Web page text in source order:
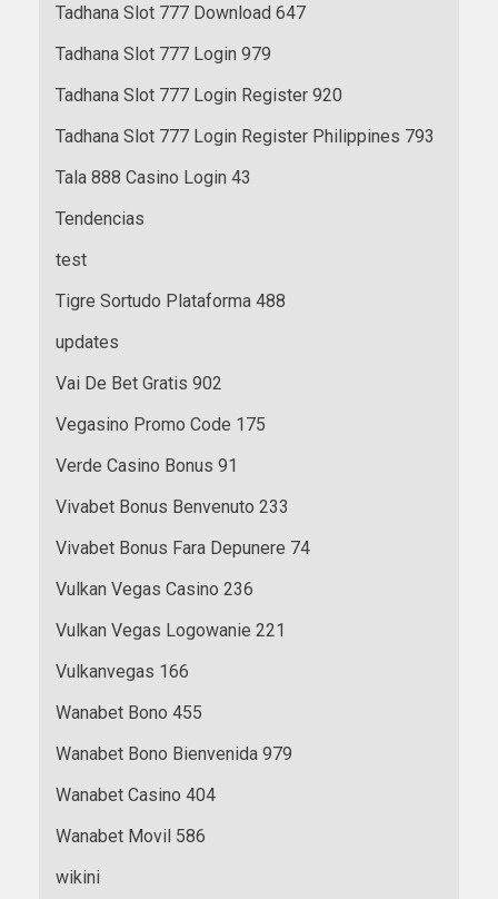
Tadhana Slot 777 Download 647
Tadhana Slot 777 Login 979
Tadhana Slot 777 Login Register 920
Tadhana Slot 777 Login Register Philippines 793
Tala 888 Casino Login 43
Tendencias
test
Tigre Sortudo Plataforma 488
updates
Vai De Bet Gratis 902
Vegasino Promo Code 175
Verde Casino Bonus 91
Vivabet Bonus Benvenuto 233
Vivabet Bonus Fara Depunere 74
Vulkan Vegas Casino 236
Vulkan Vegas Logowanie 221
Vulkanvegas 166
Wanabet Bono 455
Wanabet Bono Bienvenida 979
Wanabet Casino 404
Wanabet Movil 586
wikini